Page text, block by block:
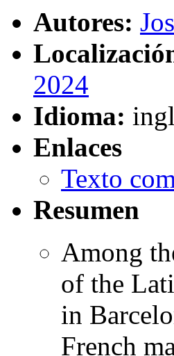
Autores:
2024
Idioma:
Enlaces
Texto
Resumen
Among
of the
in
French